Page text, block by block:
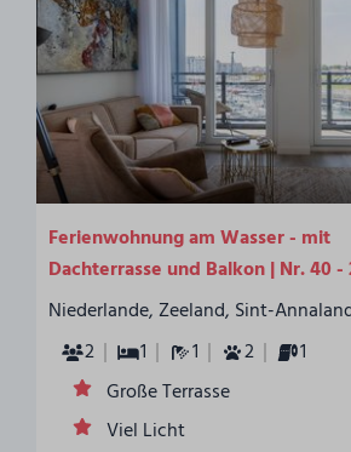
Ferienwohnung am Wasser - mit
Dachterrasse und Balkon | Nr. 40 -
Niederlande, Zeeland, Sint-
2
1 1 2
1
Große Terrasse
Viel Licht